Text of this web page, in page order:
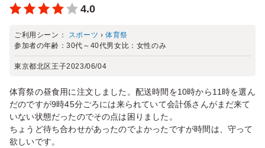
4.0
ご利用シーン： スポーツ ›体育祭
参加者の年齢：30代～40代男女比： 女性のみ
東京都北区王子2023/06/04
体育祭の昼食用に注文しました。配送時間を10時から11時を選ん
だのですが9時45分ごろには来られていて会計係さんがまだ来て
いない状態だったのでその点は困りました。
ちょうど待ち合わせがあったのでよかったですが時間は、守って
欲しいです。